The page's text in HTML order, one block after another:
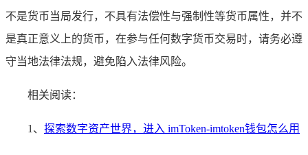
不是货币当局发行，不具有法偿性与强制性等货币属性，并不
是真正意义上的货币，在参与任何数字货币交易时，请务必遵
守当地法律法规，避免陷入法律风险。
相关阅读：
1、 探索数字资产世界，进入 imToken-imtoken钱包怎么用